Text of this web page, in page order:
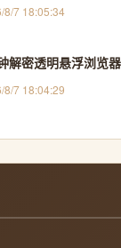
8/7 18:05:34
解密透明悬浮浏览
8/7 18:04:29